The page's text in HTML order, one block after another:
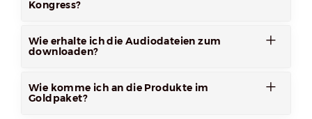
Kongress?
Wie erhalte ich die Audiodateien zum
downloaden?
Wie komme ich an die Produkte im
Goldpaket?